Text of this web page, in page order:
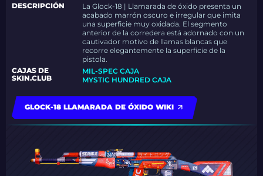
DESCRIPCIÓN
La Glock-18 | Llamarada de óxido presenta un
acabado marrón oscuro e irregular que imita
una superficie muy oxidada. El segmento
anterior de la corredera está adornado con un
cautivador motivo de llamas blancas que
recorre elegantemente la superficie de la
pistola.
CAJAS DE
SKIN.CLUB
MIL-SPEC CAJA
MYSTIC HUNDRED CAJA
GLOCK-18 LLAMARADA DE ÓXIDO WIKI